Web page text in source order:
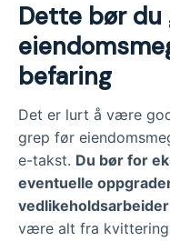
Dette bør du
befaring
Det er lurt å være
grep før
e-takst. Du bør for
eventuelle
være alt fra